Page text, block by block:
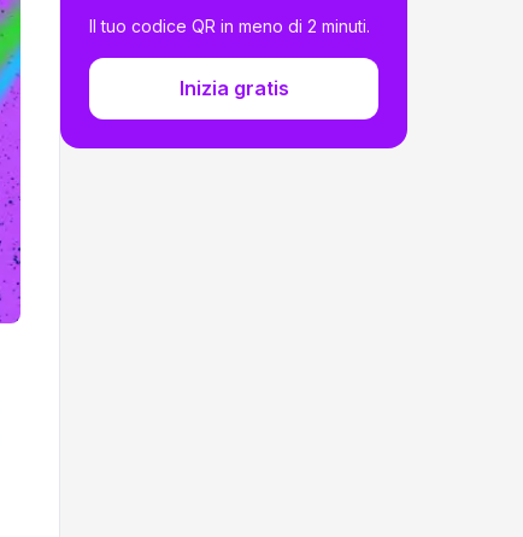
Il tuo codice QR in meno di 2 minuti.
Inizia gratis